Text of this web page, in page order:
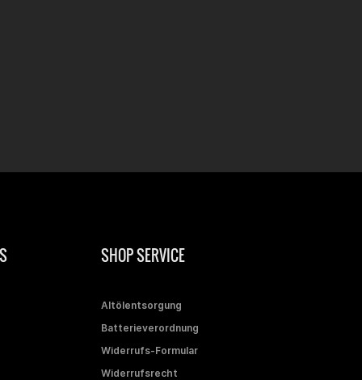
SHOP SERVICE
Altölentsorgung
Batterieverordnung
Widerrufs-Formular
Widerrufsrecht